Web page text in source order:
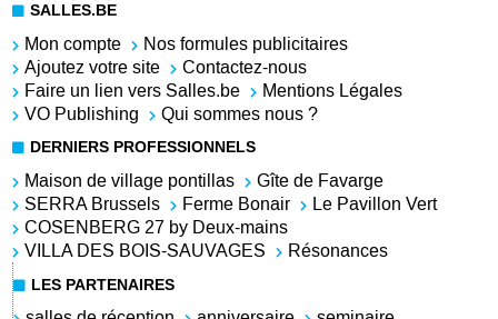
SALLES.BE
Mon compte
Nos formules publicitaires
Ajoutez votre site
Contactez-nous
Faire un lien vers Salles.be
Mentions Légales
VO Publishing
Qui sommes nous ?
DERNIERS PROFESSIONNELS
Maison de village pontillas
Gîte de Favarge
SERRA Brussels
Ferme Bonair
Le Pavillon Vert
COSENBERG 27 by Deux-mains
VILLA DES BOIS-SAUVAGES
Résonances
LES PARTENAIRES